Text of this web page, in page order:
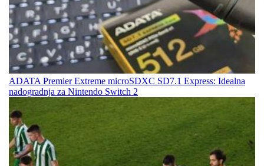
ADATA Premier Extreme microSDXC SD7.1 Express: Idealna
nadogradnja za Nintendo Switch 2